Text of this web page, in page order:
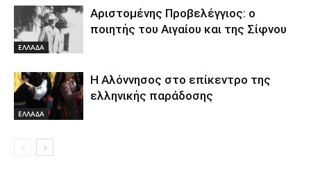
ΕΛΛΑΔΑ
Αριστομένης Προβελέγγιος: ο
ποιητής του Αιγαίου και της Σίφνου
ΕΛΛΑΔΑ
Η Αλόννησος στο επίκεντρο της
ελληνικής παράδοσης